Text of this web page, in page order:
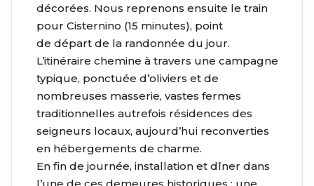
décorées. Nous reprenons ensuite le train
pour Cisternino (15 minutes), point
de départ de la randonnée du jour.
L’itinéraire chemine à travers une campagne
typique, ponctuée d’oliviers et de
nombreuses masserie, vastes fermes
traditionnelles autrefois résidences des
seigneurs locaux, aujourd’hui reconverties
en hébergements de charme.
En fin de journée, installation et dîner dans